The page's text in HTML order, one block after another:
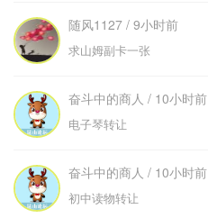
随风1127 / 9小时前
求山姆副卡一张
奋斗中的商人 / 10小时前
电子琴转让
奋斗中的商人 / 10小时前
初中读物转让